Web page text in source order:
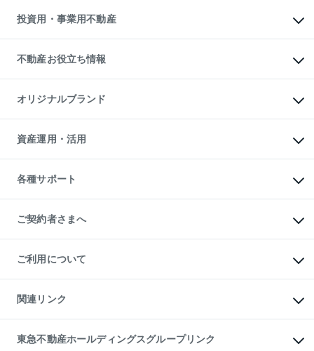
English 繁体中文簡体中文
不動産売却の流れ
不動産買換えの流れ
売却ガイド
マンション賃料データ
賃貸管理プラン
リロケーションについて
貸すガイド
投資用・事業用不動産
事業用不動産
マンション投資
投資用マンション
アパート経営
収益物件
ビル購入（ビル一棟）
投資用不動産の売却査定
事業用不動産の売却査定
不動産お役立ち情報
マンションライブラリー
人気マンションランキング
暮らしに役立つ不動産メディア
不動産相場・不動産価格情報
不動産コラム・ニュース
不動産用語集
不動産なんでもネット相談室
住まいの税金
オリジナルブランド
一棟リノベーションマンション
L`GENTE（ルジェンテ）
区分リノベーションマンション
投資用一棟レジデンスWELL
不動産小口投資
LEGACIA（レガシア）
資産運用・活用
不動産M&A
アセットマネジメント・出資
各種サポート
相続サポート
リフォームサポート
ご契約者さまへ
ご紹介・再契約特典
入居者様専用-各種ご案内（賃貸）
東急こすもす会「こすもすWeb」
ご利用について
金融商品取引について
東急リバブル ソーシャルメディアポリシー
ご意見・お問い合わせ（金融商品取引専用の相談・お問い合わせ窓口）
ダイレクトメール（郵送物）・Eメールなどの送付停止について
関連リンク
これからご結婚される方に東急百貨店のブライダルクラブ
人材サービスのご用命は 東急リバブルスタッフ株式会社まで
東急不動産ホールディングスグループリンク